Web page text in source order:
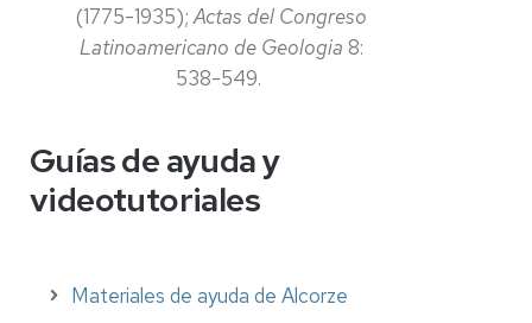
(1775-1935);Actas del Congreso
Latinoamericano de Geologia 8:
538-549.
Guías de ayuda y
videotutoriales
Materiales de ayuda de Alcorze